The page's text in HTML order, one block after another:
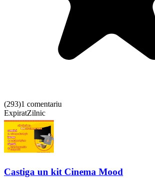
(293)1 comentariu
ExpiratZilnic
Castiga un kit Cinema Mood